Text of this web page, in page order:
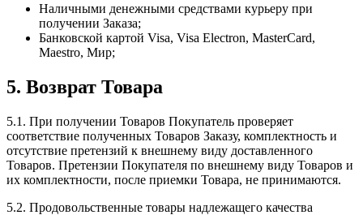
Наличными денежными средствами курьеру при
получении Заказа;
Банковской картой Visa, Visa Electron, MasterCard,
Maestro, Мир;
5. Возврат Товара
5.1. При получении Товаров Покупатель проверяет
соответствие полученных Товаров Заказу, комплектность и
отсутствие претензий к внешнему виду доставленного
Товаров. Претензии Покупателя по внешнему виду Товаров и
их комплектности, после приемки Товара, не принимаются.
5.2. Продовольственные товары надлежащего качества